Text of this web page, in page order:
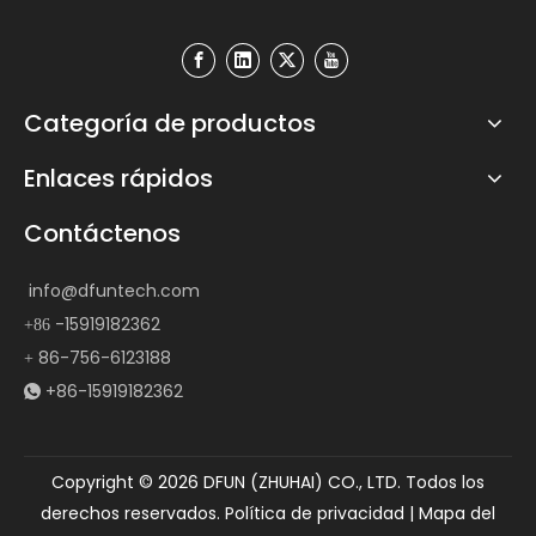
Categoría de productos
Enlaces rápidos
Contáctenos
info@dfuntech.com
+86 -15919182362
+ 86-756-6123188
 +86-15919182362
Copyright © 2026 DFUN (ZHUHAI) CO., LTD. Todos los
derechos reservados. Política de privacidad | Mapa del